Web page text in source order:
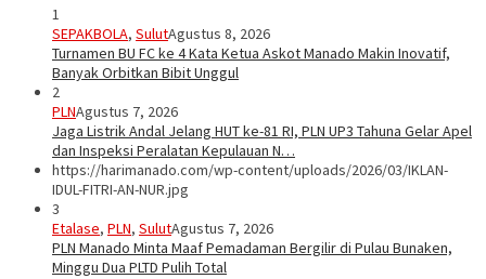
1
SEPAKBOLA, SulutAgustus 8, 2026
Turnamen BU FC ke 4 Kata Ketua Askot Manado Makin Inovatif,
Banyak Orbitkan Bibit Unggul
2
PLNAgustus 7, 2026
Jaga Listrik Andal Jelang HUT ke-81 RI, PLN UP3 Tahuna Gelar Apel
dan Inspeksi Peralatan Kepulauan N…
https://harimanado.com/wp-content/uploads/2026/03/IKLAN-
IDUL-FITRI-AN-NUR.jpg
3
Etalase, PLN, SulutAgustus 7, 2026
PLN Manado Minta Maaf Pemadaman Bergilir di Pulau Bunaken,
Minggu Dua PLTD Pulih Total